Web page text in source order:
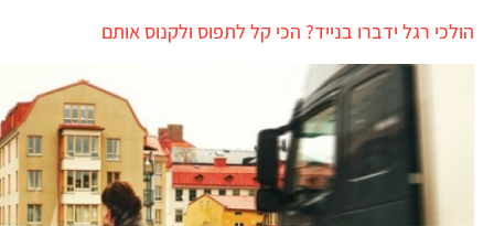
הולכי רגל ידברו בנייד? הכי קל לתפוס ולקנוס אותם